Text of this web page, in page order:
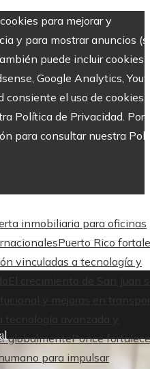
para mejorar y
y para mostrar anuncios
puede incluir cookies
Google Analytics,
consiente el uso de cookies.
Política de Privacidad. Por
para consultar nuestra
inmobiliaria para oficinas
Puerto Rico
vinculadas a tecnología y
El crecimiento de San Juan
y mejoras en
tecnología avanzada y
globalmentePonce
para impulsar